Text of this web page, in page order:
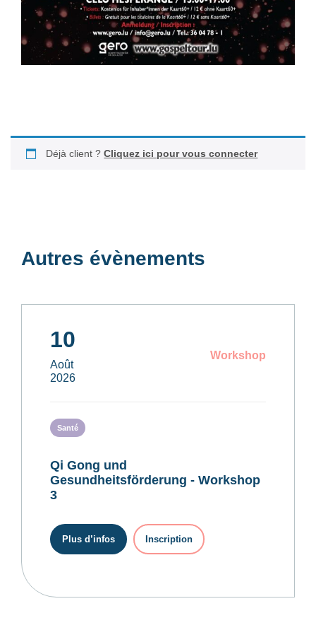
Déjà client ?Cliquez ici pour vous connecter
Autres évènements
10
Août
2026
Workshop
Santé
Qi Gong und
Gesundheitsförderung - Workshop
3
Plus d’infos Inscription